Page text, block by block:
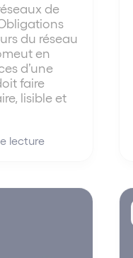
de
du réseau
en
d’une
faire
lisible et
lecture